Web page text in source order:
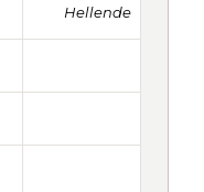
Hellende